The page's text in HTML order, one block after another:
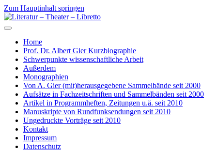
Zum Hauptinhalt springen
Home
Prof. Dr. Albert Gier Kurzbiographie
Schwerpunkte wissenschaftliche Arbeit
Außerdem
Monographien
Von A. Gier (mit)herausgegebene Sammelbände seit 2000
Aufsätze in Fachzeitschriften und Sammelbänden seit 2000
Artikel in Programmheften, Zeitungen u.ä. seit 2010
Manuskripte von Rundfunksendungen seit 2010
Ungedruckte Vorträge seit 2010
Kontakt
Impressum
Datenschutz